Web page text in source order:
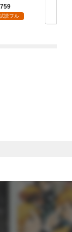
759
読フル